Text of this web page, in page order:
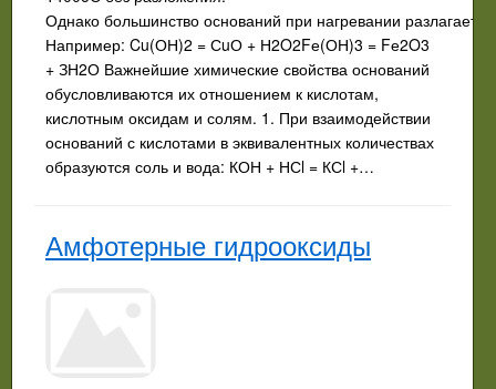
Однако большинство оснований при нагревании
Например: Cu(ОН)2 = СuО + Н2O2Fе(ОН)3 = Fе2O3
+ ЗН2О Важнейшие химические свойства оснований
обусловливаются их отношением к кислотам,
кислотным оксидам и солям. 1. При взаимодействии
оснований с кислотами в эквивалентных количествах
образуются соль и вода: КОН + НСl = КСl +…
Амфотерные гидрооксиды